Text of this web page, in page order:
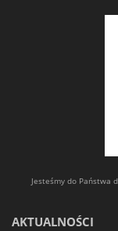
Jesteśmy do Państwa
AKTUALNOŚCI